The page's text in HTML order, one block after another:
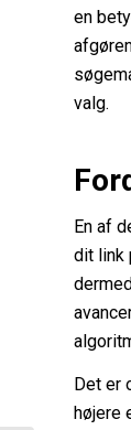
en
valg.
En af
dit link
Det er
højere